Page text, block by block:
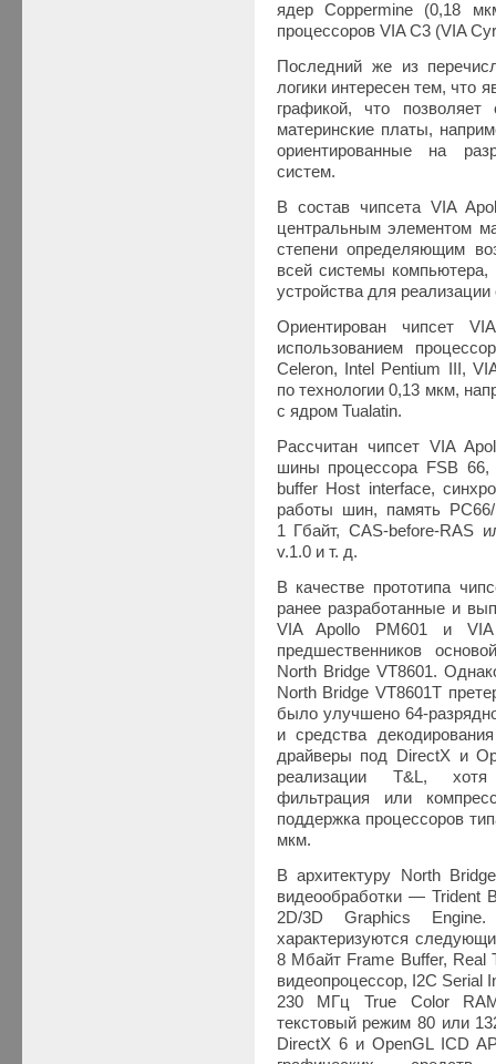
ядер Coppermine (0,18
процессоров VIA C3 (VIA
Последний же из
логики интересен тем, что
графикой, что позволяет
материнские платы,
ориентированные на
систем.
В состав чипсета VIA
центральным элементом
степени определяющим
всей системы компьютера,
устройства для
Ориентирован чипсет
использованием
Celeron, Intel Pentium III,
по технологии 0,13 мкм,
с ядром Tualatin.
Рассчитан чипсет VIA
шины процессора FSB
buffer Host interface,
работы шин, память
1 Гбайт, CAS-before-RAS
v.1.0 и т. д.
В качестве прототипа
ранее разработанные и
VIA Apollo PM601 и
предшественников
North Bridge VT8601.
North Bridge VT8601T
было улучшено 64-
и средства
драйверы под DirectX и
реализации T&L, хотя
фильтрация или
поддержка процессоров
мкм.
В архитектуру North
видеообработки — Trident
2D/3D Graphics Engine.
характеризуются
8 Мбайт Frame Buffer, Real
видеопроцессор, I2C Serial
230 МГц True Color
текстовый режим 80 или
DirectX 6 и OpenGL ICD